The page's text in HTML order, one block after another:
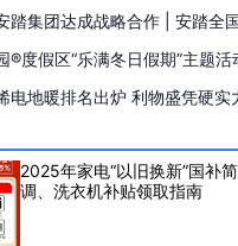
踏集团达成战略合作 | 安踏全
®度假区“乐满冬日假期”主题
欢乐庆典
电地暖排名出炉 利物盛凭硬实
2025年家电“以旧换新”国补
调、洗衣机补贴领取指南